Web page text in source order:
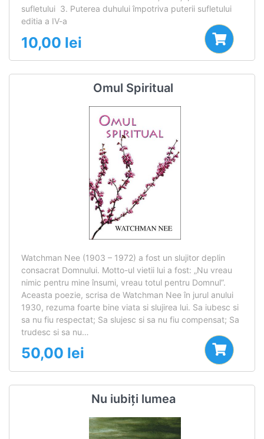
sufletului 3. Puterea duhului împotriva puterii sufletului
editia a IV-a
10,00 lei
Omul Spiritual
Watchman Nee (1903 – 1972) a fost un slujitor deplin
consacrat Domnului. Motto-ul vietii lui a fost: „Nu vreau
nimic pentru mine însumi, vreau totul pentru Domnul”.
Aceasta poezie, scrisa de Watchman Nee în jurul anului
1930, rezuma foarte bine viata si slujirea lui. Sa iubesc si
sa nu fiu respectat; Sa slujesc si sa nu fiu compensat; Sa
trudesc si sa nu…
50,00 lei
Nu iubiți lumea